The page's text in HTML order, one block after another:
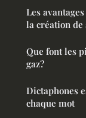
Les
la création de
Que font les
gaz?
Dictaphones
chaque mot